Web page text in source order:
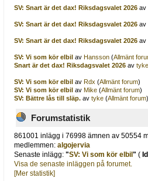
SV: Snart är det dax! Riksdagsvalet 2026av
SV: Snart är det dax! Riksdagsvalet 2026av
SV: Snart är det dax! Riksdagsvalet 2026av
SV: Vi som kör elbilav Hansson(Allmänt
Snart är det dax! Riksdagsvalet 2026av tyke
SV: Vi som kör elbilav Rdx (Allmänt forum)
SV: Vi som kör elbilav Mike(Allmänt forum)
SV: Bättre lås till släp. av tyke(Allmänt forum)
Forumstatistik
861001 inlägg i 76998 ämnen av 50554
medlemmen:algojervia
Senaste inlägg:"SV: Vi som kör elbil" (
Visa de senaste inläggen på forumet.
[Mer statistik]